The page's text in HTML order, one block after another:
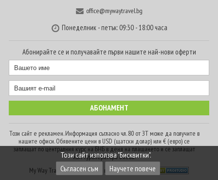
office@mywaytravel.bg
Понеделник - петък: 09:30 - 18:00 часа
Абонирайте се и получавайте първи нашите най-нови оферти
Този сайт е рекламен. Информация съгласно чл. 80 от ЗТ може да получите в
нашите офиси. Обявените цени в USD (щатски долар) или € (евро) се
заплащат по централния курс на БНБ в деня на плащането и се заплащат
към туроператора в лева.
My Way Travel © 2016. Всички права запазени
Този сайт използва "Бисквитки".
Съгласен съм
Научете повече